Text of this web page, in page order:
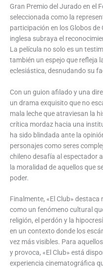
Gran Premio del Jurado en el
seleccionada como la
participación en los Globos
inglesa subraya el
La película no solo es un
también un espejo que refleja
eclesiástica, desnudando su
Con un guion afilado y una
un drama exquisito que no
mala leche que atraviesan la
crítica mordaz hacia una
ha sido blindada ante la
personajes como seres
chileno desafía al espectador
la moralidad de aquellos que
poder.
Finalmente, «El Club»
como un fenómeno cultural
religión, el perdón y la
en un contexto donde los
vez más visibles. Para
y provoca, «El Club» está
experiencia cinematográfica